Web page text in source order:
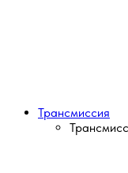
Трансмиссия